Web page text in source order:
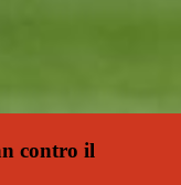
contro il